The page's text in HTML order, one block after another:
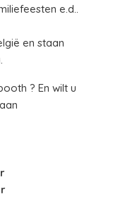
e.d..
en staan
? En wilt u